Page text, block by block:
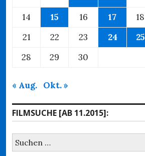
14
15 16 17 18
21
22 23 24 25
28
29 30
« Aug. Okt. »
FILMSUCHE [AB 11.2015]:
Suchen
nach: